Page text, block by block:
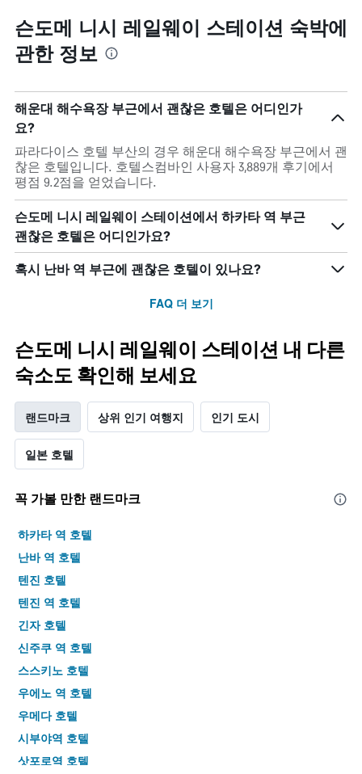
슨도메 니시 레일웨이 스테이션 숙박에
관한 정보
해운대 해수욕장 부근에서 괜찮은 호텔은 어디인가
요?
파라다이스 호텔 부산의 경우 해운대 해수욕장 부근에서 괜
찮은 호텔입니다. 호텔스컴바인 사용자 3,889개 후기에서
평점 9.2점을 얻었습니다.
슨도메 니시 레일웨이 스테이션에서 하카타 역 부근
괜찮은 호텔은 어디인가요?
혹시 난바 역 부근에 괜찮은 호텔이 있나요?
FAQ 더 보기
슨도메 니시 레일웨이 스테이션 내 다른
숙소도 확인해 보세요
랜드마크 상위 인기 여행지 인기 도시
일본 호텔
꼭 가볼 만한 랜드마크
하카타 역 호텔
난바 역 호텔
텐진 호텔
텐진 역 호텔
긴자 호텔
신주쿠 역 호텔
스스키노 호텔
우에노 역 호텔
우메다 호텔
시부야역 호텔
삿포로역 호텔